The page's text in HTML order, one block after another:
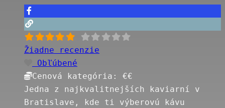
Žiadne recenzie
Obľúbené
Cenová kategória: €€
Jedna z najkvalitnejších kaviarní v
Bratislave, kde ti výberovú kávu